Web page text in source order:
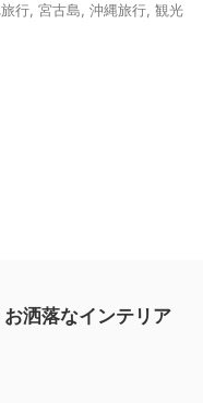
行 宮古島 沖縄旅行 観光
洒落なインテリア